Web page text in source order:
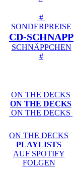
#
SONDERPREISE
CD-SCHNAPP
SCHNÄPPCHEN
#
ON THE DECKS
ON THE DECKS
ON THE DECKS
ON THE DECKS
PLAYLISTS
AUF SPOTIFY
FOLGEN